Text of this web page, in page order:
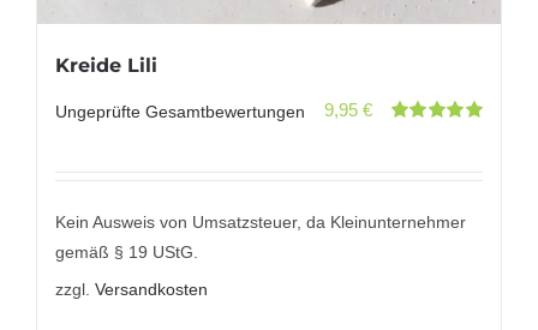
Kreide Lili
Ungeprüfte Gesamtbewertungen 9,95 €
Kein Ausweis von Umsatzsteuer, da Kleinunternehmer
gemäß § 19 UStG.
zzgl. Versandkosten